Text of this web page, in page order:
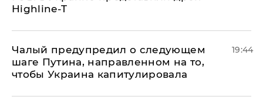
Highline-T
Чалый предупредил о следующем
шаге Путина, направленном на то,
чтобы Украина капитулировала
19:44